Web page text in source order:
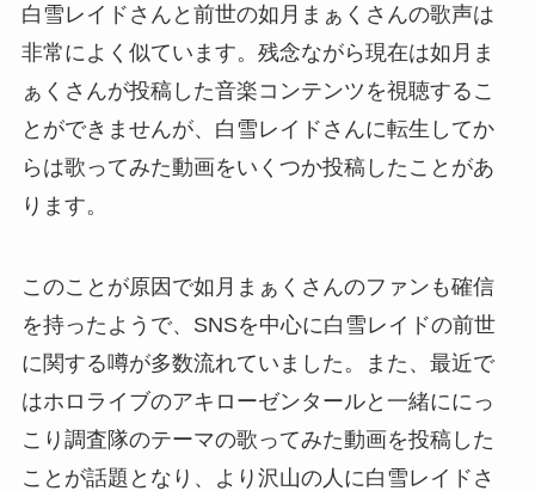
白雪レイドさんと前世の如月まぁくさんの歌声は
非常によく似ています。残念ながら現在は如月ま
ぁくさんが投稿した音楽コンテンツを視聴するこ
とができませんが、白雪レイドさんに転生してか
らは歌ってみた動画をいくつか投稿したことがあ
ります。
このことが原因で如月まぁくさんのファンも確信
を持ったようで、SNSを中心に白雪レイドの前世
に関する噂が多数流れていました。また、最近で
はホロライブのアキローゼンタールと一緒ににっ
こり調査隊のテーマの歌ってみた動画を投稿した
ことが話題となり、より沢山の人に白雪レイドさ